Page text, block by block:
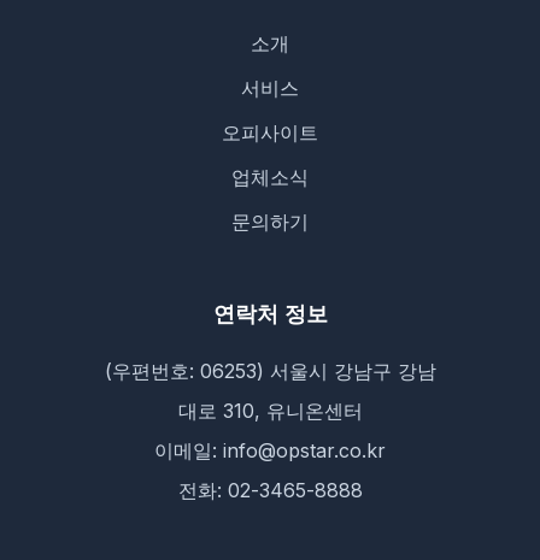
소개
서비스
오피사이트
업체소식
문의하기
연락처 정보
(우편번호: 06253) 서울시 강남구 강남
대로 310, 유니온센터
이메일: info@opstar.co.kr
전화: 02-3465-8888